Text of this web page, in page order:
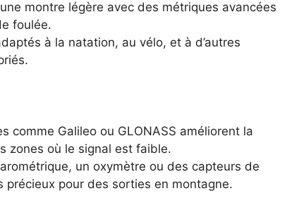
montre légère avec des métriques avancées
foulée.
à la natation, au vélo, et à d’autres
comme Galileo ou GLONASS améliorent la
zones où le signal est faible.
un oxymètre ou des capteurs de
pour des sorties en montagne.